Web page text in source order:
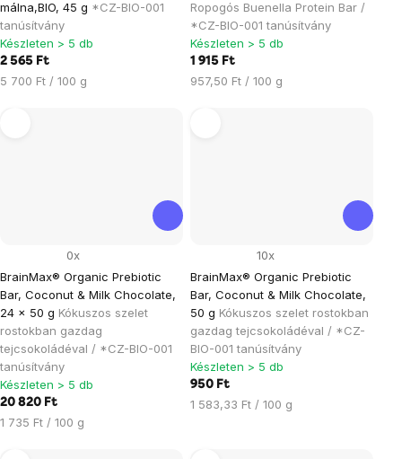
málna,BIO, 45 g *CZ-BIO-001
tanúsítvány
Készleten > 5 db
2 565 Ft
Egységár:
5 700 Ft / 100 g
Ropogós Buenella Protein Bar /
*CZ-BIO-001 tanúsítvány
Készleten > 5 db
1 915 Ft
Egységár:
957,50 Ft / 100 g
BrainMax® Organic Prebiotic
Bar, Coconut & Milk Chocolate,
24 x 50 g Kókuszos szelet
rostokban gazdag
tejcsokoládéval / *CZ-BIO-001
tanúsítvány
0x
Készleten > 5 db
20 820 Ft
Egységár:
1 735 Ft / 100 g
BrainMax® Organic Prebiotic
Bar, Coconut & Milk Chocolate,
50 g Kókuszos szelet rostokban
gazdag tejcsokoládéval / *CZ-
BIO-001 tanúsítvány
10x
Készleten > 5 db
950 Ft
Egységár:
1 583,33 Ft / 100 g